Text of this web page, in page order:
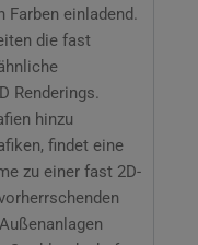
Farben einladend.
die fast
Renderings.
hinzu
findet eine
zu einer fast 2D-